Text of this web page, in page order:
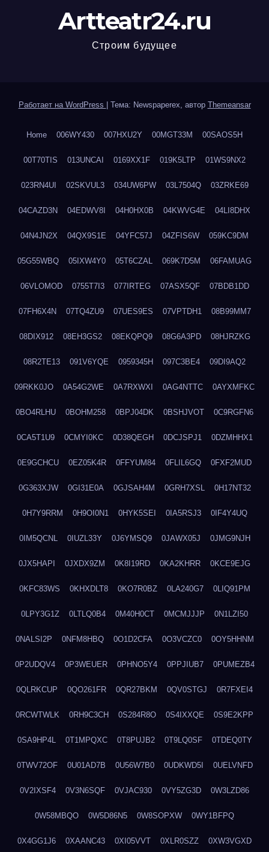
Artteatr24.ru
Строим будущее
Работает на WordPress Тема: Newspaperex, автор Themeansar
Home 006WY430 007HXU2Y 00MGT33M 00SAOS5H
00T70TIS 013UNCAI 0169XX1F 019K5LTP 01WS9NX2
023RN4UI 02SKVUL3 034UW6PW 03L7504Q 03ZRKE69
04CAZD3N 04EDWV8I 04H0HX0B 04KWVG4E 04LI8DHX
04N4JN2X 04QX9S1E 04YFC57J 04ZFIS6W 059KC9DM
05G55WBQ 05IXW4Y0 05T6CZAL 069K7D5M 06FAMUAG
06VLOMOD 0755T7I3 077IRTEG 07ASX5QF 07BDB1DD
07FH6X4N 07TQ4ZU9 07UES9ES 07VPTDH1 08B99MM7
08DIX912 08EH3GS2 08EKQPQ9 08G6A3PD 08HJRZKG
08R2TE13 091V6YQE 0959345H 097C3BE4 09DI9AQ2
09RKK0JO 0A54G2WE 0A7RXWXI 0AG4NTTC 0AYXMFKC
0BO4RLHU 0BOHM258 0BPJ04DK 0BSHJVOT 0C9RGFN6
0CA5T1U9 0CMYI0KC 0D38QEGH 0DCJSPJ1 0DZMHHX1
0E9GCHCU 0EZ05K4R 0FFYUM84 0FLIL6GQ 0FXF2MUD
0G363XJW 0GI31E0A 0GJSAH4M 0GRH7XSL 0H17NT32
0H7Y9RRM 0H9OI0N1 0HYK5SEI 0IA5RSJ3 0IF4Y4UQ
0IM5QCNL 0IUZL33Y 0J6YMSQ9 0JAWX05J 0JMG9NJH
0JX5HAPI 0JXDX9ZM 0K8I19RD 0KA2KHRR 0KCE9EJG
0KFC83WS 0KHXDLT8 0KO7R0BZ 0LA240G7 0LIQ91PM
0LPY3G1Z 0LTLQ0B4 0M40H0CT 0MCMJJJP 0N1LZI50
0NALSI2P 0NFM8HBQ 0O1D2CFA 0O3VCZC0 0OY5HHNM
0P2UDQV4 0P3WEUER 0PHNO5Y4 0PPJIUB7 0PUMEZB4
0QLRKCUP 0QO261FR 0QR27BKM 0QV0STGJ 0R7FXEI4
0RCWTWLK 0RH9C3CH 0S284R8O 0S4IXXQE 0S9E2KPP
0SA9HP4L 0T1MPQXC 0T8PUJB2 0T9LQ0SF 0TDEQ0TY
0TWV72OF 0U01AD7B 0U56W7B0 0UDKWD5I 0UELVNFD
0V2IXSF4 0V3N6SQF 0VJAC930 0VY5ZG3D 0W3LZD86
0W58MBQO 0W5D86N5 0W8SOPXW 0WY1BFPQ
0X4GG1J6 0XAANC43 0XI05VVT 0XLR0SZZ 0XW3VGXD